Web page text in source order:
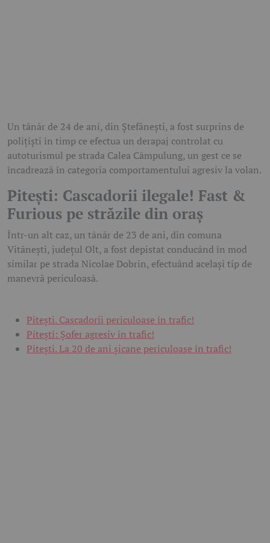
Un tânăr de 24 de ani, din Ștefănești, a fost surprins de
polițiști în timp ce efectua un derapaj controlat cu
autoturismul pe strada Calea Câmpulung, un gest ce se
încadrează în categoria comportamentului agresiv la volan.
Pitești: Cascadorii ilegale! Fast &
Furious pe străzile din oraș
Într-un alt caz, un tânăr de 23 de ani, din comuna
Vitănești, județul Olt, a fost depistat conducând în mod
similar pe strada Nicolae Dobrin, efectuând același tip de
manevră periculoasă.
Pitești. Cascadorii periculoase în trafic!
Pitești: Șofer agresiv în trafic!
Pitești. La 20 de ani șicane periculoase în trafic!